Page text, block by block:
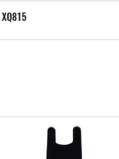
XQ815